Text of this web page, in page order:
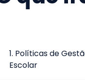
1. Políticas de
Escolar